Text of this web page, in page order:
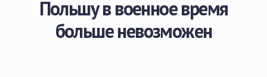
Польшу в военное время
больше невозможен